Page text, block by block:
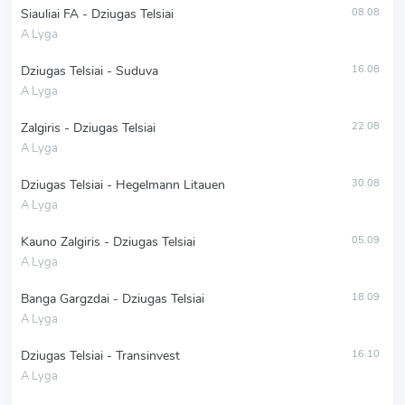
Siauliai FA - Dziugas Telsiai
A Lyga
08.08
Dziugas Telsiai - Suduva
A Lyga
16.08
Zalgiris - Dziugas Telsiai
A Lyga
22.08
Dziugas Telsiai - Hegelmann Litauen
A Lyga
30.08
Kauno Zalgiris - Dziugas Telsiai
A Lyga
05.09
Banga Gargzdai - Dziugas Telsiai
A Lyga
18.09
Dziugas Telsiai - Transinvest
A Lyga
16.10